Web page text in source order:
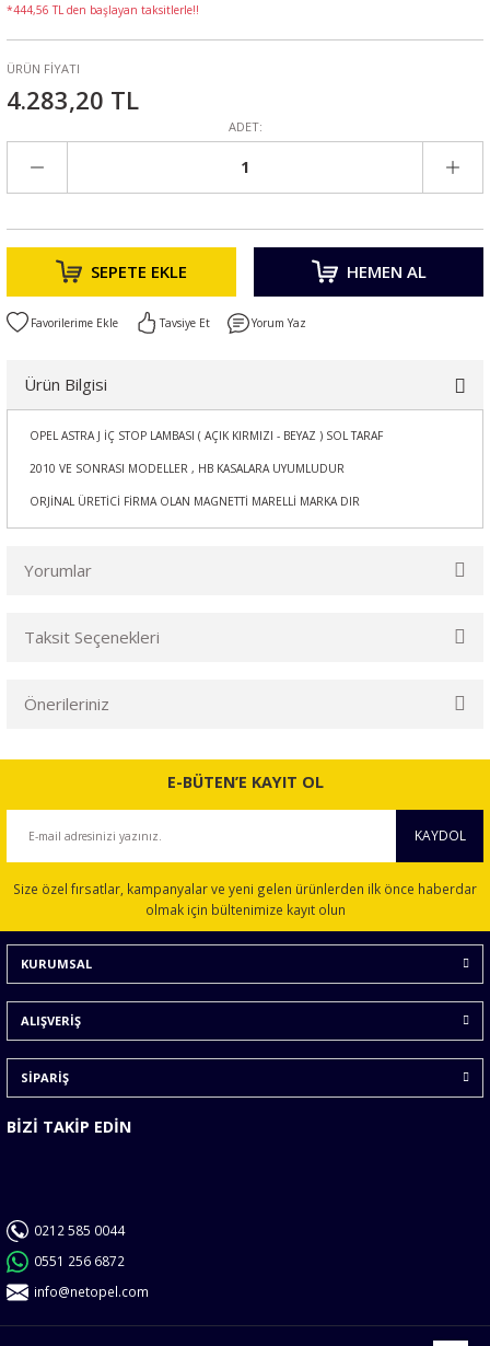
*444,56 TL den başlayan taksitlerle!!
ÜRÜN FİYATI
4.283,20 TL
ADET:
SEPETE EKLE HEMEN AL
Tavsiye Et Yorum Yaz
Ürün Bilgisi
OPEL ASTRA J İÇ STOP LAMBASI ( AÇIK KIRMIZI - BEYAZ ) SOL TARAF
2010 VE SONRASI MODELLER , HB KASALARA UYUMLUDUR
ORJİNAL ÜRETİCİ FİRMA OLAN MAGNETTİ MARELLİ MARKA DIR
Yorumlar
Taksit Seçenekleri
Önerileriniz
Bu ürünün fiyat bilgisi, resim, ürün açıklamalarında ve diğer
konularda yetersiz gördüğünüz noktaları öneri formunu
Ürün açıklamasında eksik bilgiler bulunuyor.
Ürün bilgilerinde hatalar bulunuyor.
Ürün fiyatı diğer sitelerden daha pahalı.
Bu ürüne benzer farklı alternatifler olmalı.
E-BÜTEN’E KAYIT OL
KAYDOL
Size özel fırsatlar, kampanyalar ve yeni gelen ürünlerden ilk önce haberdar
olmak için bültenimize kayıt olun
KURUMSAL
ALIŞVERİŞ
SİPARİŞ
BİZİ TAKİP EDİN
0212 585 0044
0551 256 6872
info@netopel.com